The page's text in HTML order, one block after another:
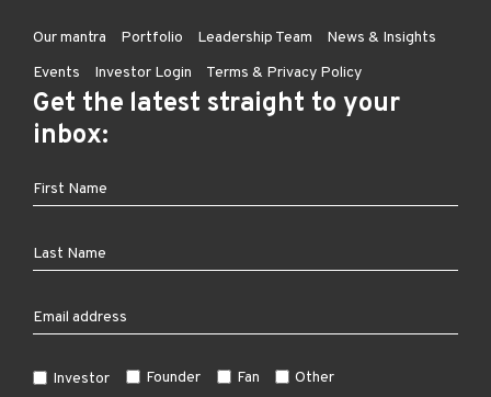
Our mantra Portfolio Leadership Team
News & Insights
Events
Investor Login Terms & Privacy Policy
Get the latest straight to your
inbox:
Investor Founder Fan Other